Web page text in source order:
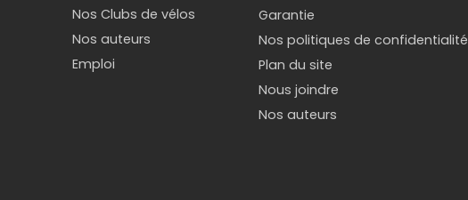
Nos Clubs de vélos
Nos auteurs
Emploi
Garantie
Nos politiques de confidentialité
Plan du site
Nous joindre
Nos auteurs